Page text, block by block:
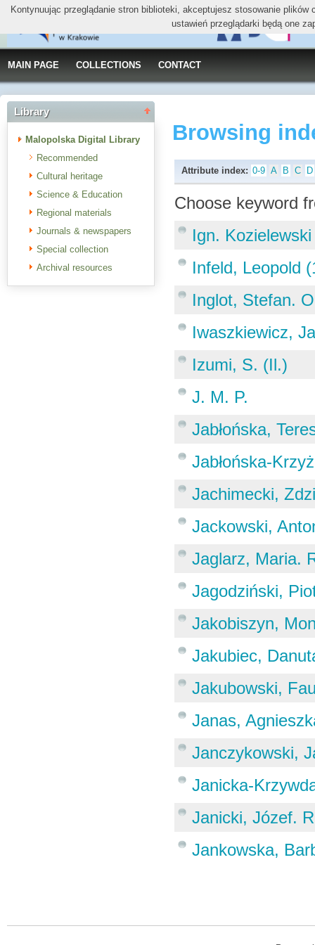
MAIN PAGE COLLECTIONS CONTACT
Library
Malopolska Digital Library
Recommended
Cultural heritage
Science & Education
Regional materials
Journals & newspapers
Special collection
Archival resources
Browsing
Attribute index: 0-9 A B C D
Choose keyword
Ign. Kozielewski
Infeld, Leopold
Inglot, Stefan.
Iwaszkiewicz,
Izumi, S. (Il.)
J. M. P.
Jabłońska,
Jabłońska-
Jachimecki,
Jackowski,
Jaglarz, Maria.
Jagodziński,
Jakobiszyn,
Jakubiec,
Jakubowski,
Janas,
Janczykowski,
Janicka-
Janicki, Józef.
Jankowska,
Kontynuując przeglądanie stron biblioteki, akceptujesz stosowanie
ustawień przeglądarki będą one